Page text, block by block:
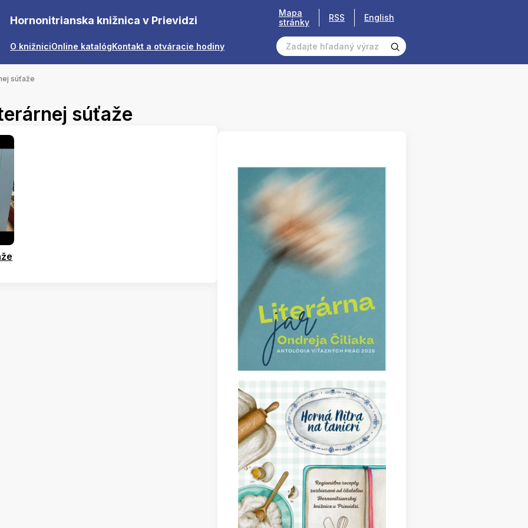
Hornonitrianska knižnica v Prievidzi
O knižniciOnline katalógKontakt a otváracie hodiny
Mapa
stránky
RSS English
súťaže
súťaže